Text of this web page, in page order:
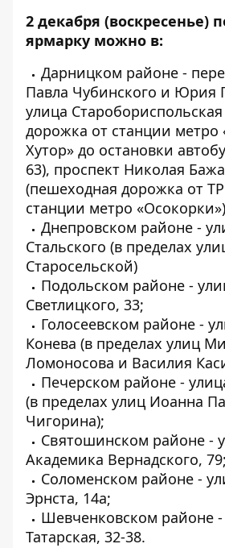
2 декабря (воскресенье)
ярмарку можно в:
Дарницком районе -
Павла Чубинского и Юрия
улица
дорожка от станции метро
Хутор» до остановки
63), проспект Николая
(пешеходная дорожка от
станции метро
Днепровском районе -
Стальского (в пределах
Старосельской)
Подольском районе -
Светлицкого, 33;
Голосеевском районе -
Конева (в пределах улиц
Ломоносова и Василия
Печерском районе -
(в пределах улиц Иоанна
Чигорина);
Святошинском районе -
Академика Вернадского, 79;
Соломенском районе -
Эрнста, 14а;
Шевченковском районе -
Татарская, 32-38.